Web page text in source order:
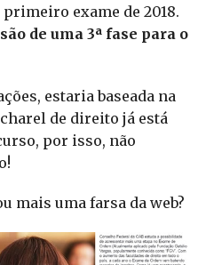
primeiro exame de 2018.
de uma 3ª fase para o
estaria baseada na
de direito já está
por isso, não
mais uma farsa da web?